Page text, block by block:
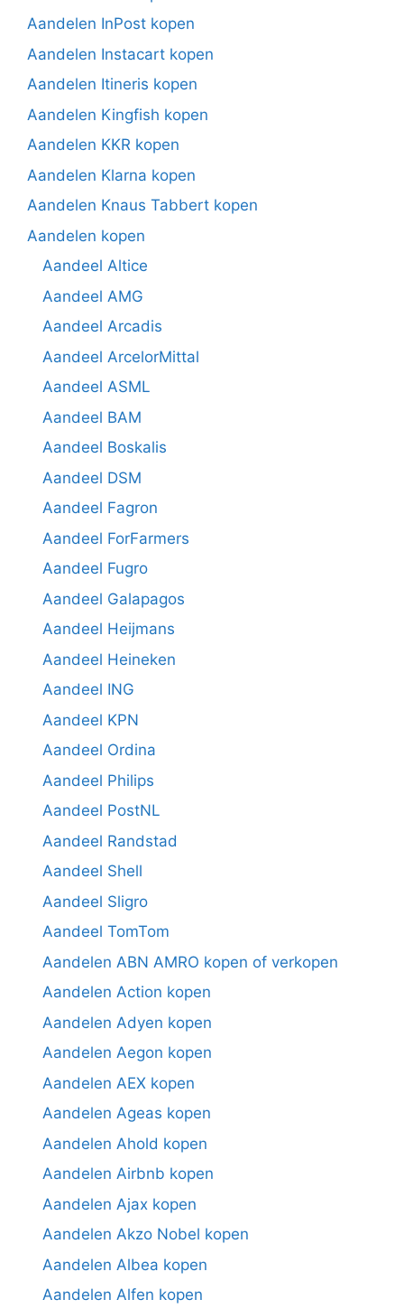
Aandelen InPost kopen
Aandelen Instacart kopen
Aandelen Itineris kopen
Aandelen Kingfish kopen
Aandelen KKR kopen
Aandelen Klarna kopen
Aandelen Knaus Tabbert kopen
Aandelen kopen
Aandeel Altice
Aandeel AMG
Aandeel Arcadis
Aandeel ArcelorMittal
Aandeel ASML
Aandeel BAM
Aandeel Boskalis
Aandeel DSM
Aandeel Fagron
Aandeel ForFarmers
Aandeel Fugro
Aandeel Galapagos
Aandeel Heijmans
Aandeel Heineken
Aandeel ING
Aandeel KPN
Aandeel Ordina
Aandeel Philips
Aandeel PostNL
Aandeel Randstad
Aandeel Shell
Aandeel Sligro
Aandeel TomTom
Aandelen ABN AMRO kopen of verkopen
Aandelen Action kopen
Aandelen Adyen kopen
Aandelen Aegon kopen
Aandelen AEX kopen
Aandelen Ageas kopen
Aandelen Ahold kopen
Aandelen Airbnb kopen
Aandelen Ajax kopen
Aandelen Akzo Nobel kopen
Aandelen Albea kopen
Aandelen Alfen kopen